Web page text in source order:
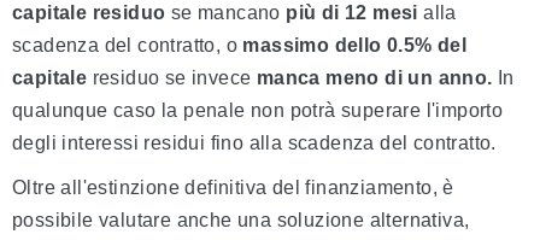
capitale residuo se mancano più di 12 mesi alla
scadenza del contratto, o massimo dello 0.5% del
capitale residuo se invece manca meno di un anno. In
qualunque caso la penale non potrà superare l'importo
degli interessi residui fino alla scadenza del contratto.
Oltre all'estinzione definitiva del finanziamento, è
possibile valutare anche una soluzione alternativa,